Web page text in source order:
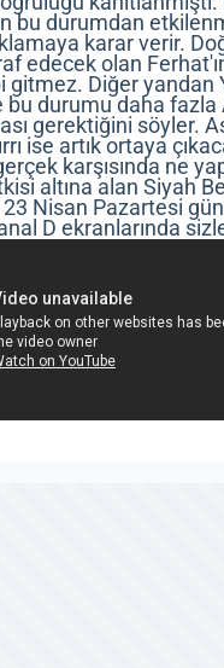
bu durumdan
karar verir.
edecek olan
gitmez. Diğer yandan
bu durumu daha fazla
gerektiğini söyler.
ise artık ortaya
karşısında ne
altına alan Siyah
Nisan Pazartesi
D ekranlarında